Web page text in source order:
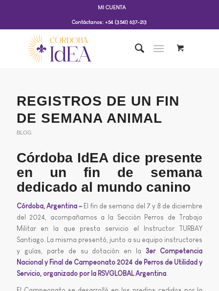
MI CUENTA
Contáctanos: +54 (3541) 637-213
REGISTROS DE UN FIN
DE SEMANA ANIMAL
BLOG
Córdoba IdEA dice presente
en un fin de semana
dedicado al mundo canino
Córdoba, Argentina – El fin de semana del 7 y 8 de diciembre
del 2024, acompañamos a la Sección Perros de Trabajo
Militar en la que presta servicio el Instructor TURBAY
Santiago. La misma presentó, junto a su equipo instructores
y guías, parte de su dotación en la3er Competencia
Nacional y Final de Campeonato 2024 de Perros de Utilidad y
Servicio, organizado por la RSVGLOBAL Argentina.